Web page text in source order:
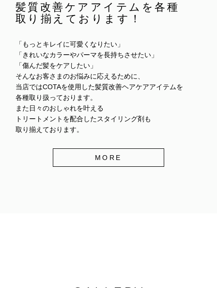
髪質改善ケアアイテムを各種
取り揃えております！
「もっとキレイに可愛くなりたい」
「きれいなカラーやパーマを長持ちさせたい」
「傷んだ髪をケアしたい」
そんなお客さまのお悩みに応えるために、
当店ではCOTAを使用した髪質改善ヘアケアアイテムを
各種取り扱っております。
また日々のおしゃれを叶える
トリートメントを配合したスタイリング剤も
取り揃えております。
MORE